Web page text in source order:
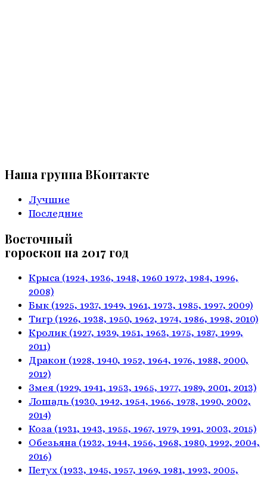
Наша группа ВКонтакте
Лучшие
Последние
Восточный
гороскоп на 2017 год
Крыса (1924, 1936, 1948, 1960 1972, 1984, 1996,
2008)
Бык (1925, 1937, 1949, 1961, 1973, 1985, 1997, 2009)
Тигр (1926, 1938, 1950, 1962, 1974, 1986, 1998, 2010)
Кролик (1927, 1939, 1951, 1963, 1975, 1987, 1999,
2011)
Дракон (1928, 1940, 1952, 1964, 1976, 1988, 2000,
2012)
Змея (1929, 1941, 1953, 1965, 1977, 1989, 2001, 2013)
Лошадь (1930, 1942, 1954, 1966, 1978, 1990, 2002,
2014)
Коза (1931, 1943, 1955, 1967, 1979, 1991, 2003, 2015)
Обезьяна (1932, 1944, 1956, 1968, 1980, 1992, 2004,
2016)
Петух (1933, 1945, 1957, 1969, 1981, 1993, 2005,